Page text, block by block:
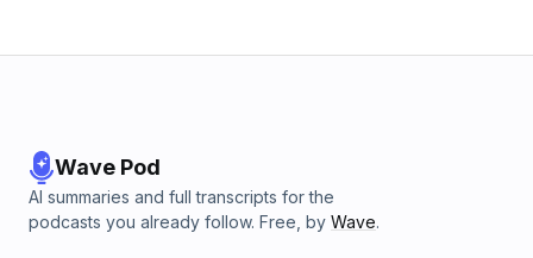
Wave Pod
AI summaries and full transcripts for the
podcasts you already follow. Free, by Wave.